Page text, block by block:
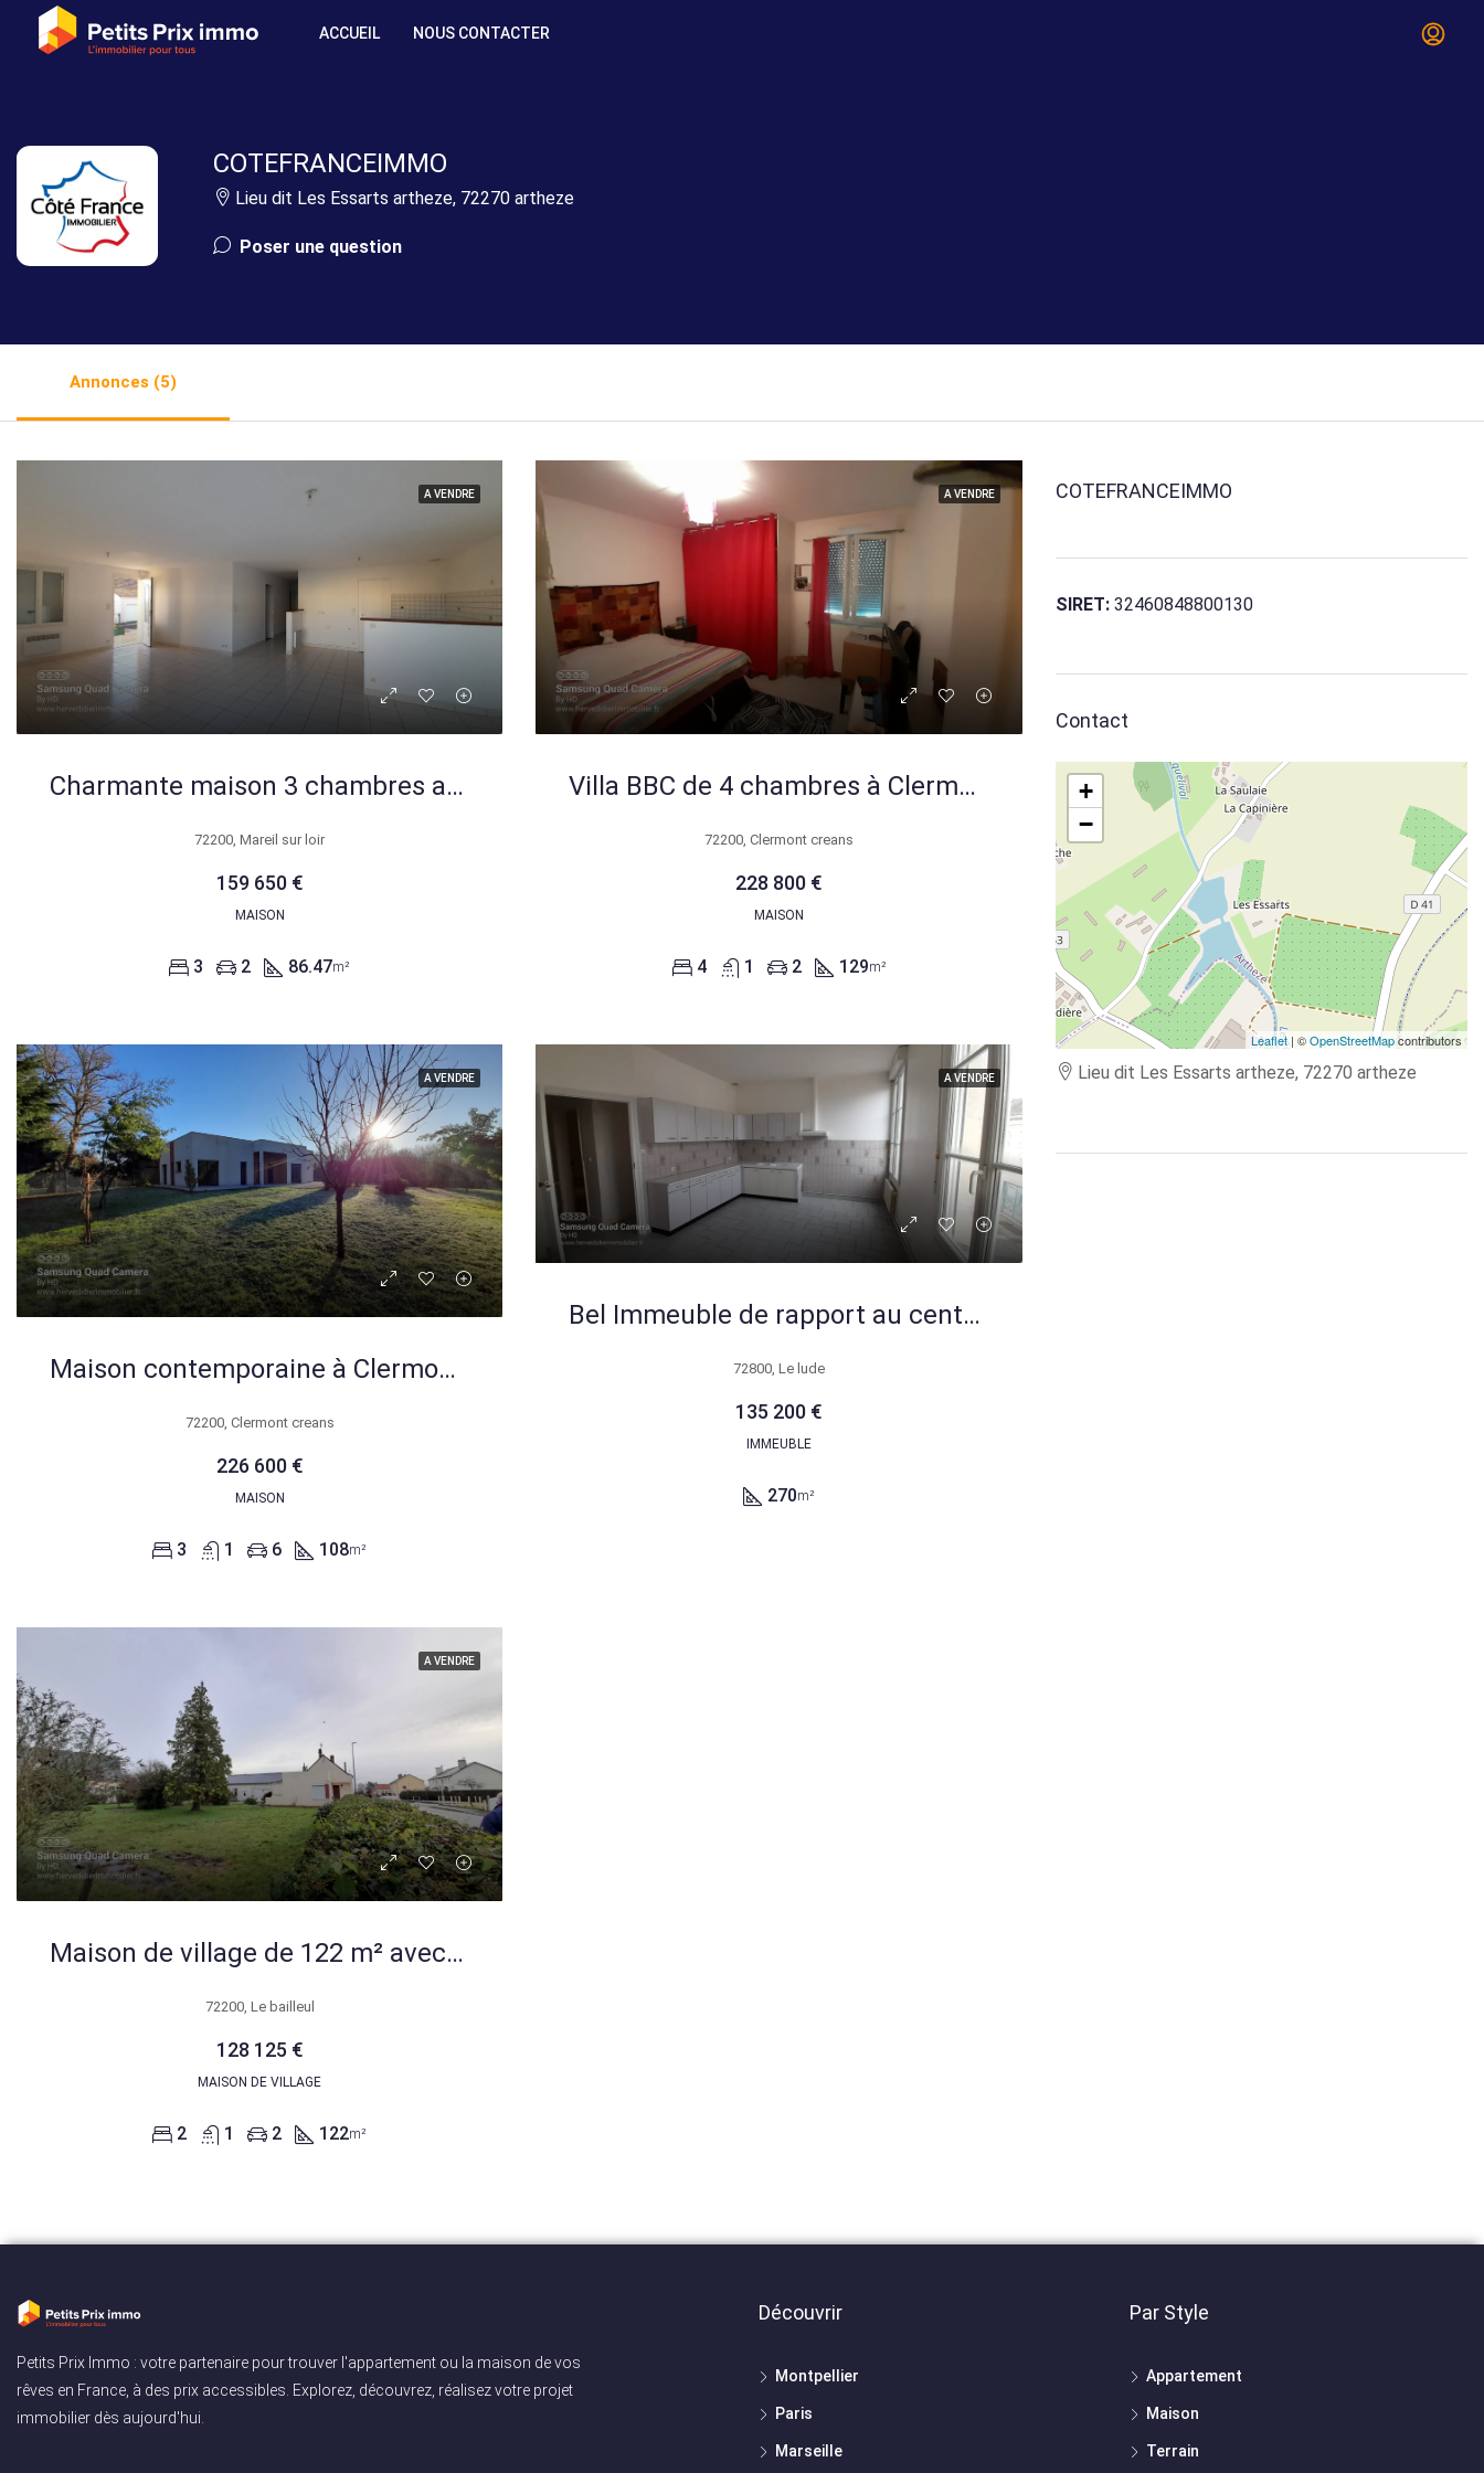
ACCUEIL NOUS CONTACTER
COTEFRANCEIMMO
Lieu dit Les Essarts artheze, 72270 artheze
Poser une question
Annonces (5)
A VENDRE
Charmante maison 3 chambres avec jardin à Mareil-Sur-Loir près de La Flèche
72200, Mareil sur loir
159 650 €
MAISON
3 2 86.47m²
A VENDRE
Villa BBC de 4 chambres à Clermont-Créans – 129 m² avec terrasse et grand jardin
72200, Clermont creans
228 800 €
MAISON
4 1 2 129m²
A VENDRE
Maison contemporaine à Clermont-Créans (72200) avec grand terrain et belle isolation
72200, Clermont creans
226 600 €
MAISON
3 1 6 108m²
A VENDRE
Bel Immeuble de rapport au centre du Lude 72 avec potentiel locatif
72800, Le lude
135 200 €
IMMEUBLE
270m²
A VENDRE
Maison de village de 122 m² avec grand terrain au Bailleul – Opportunité à saisir
72200, Le bailleul
128 125 €
MAISON DE VILLAGE
2 1 2 122m²
COTEFRANCEIMMO
SIRET:32460848800130
Contact
+
−
Leaflet| ©OpenStreetMapcontributors
Lieu dit Les Essarts artheze, 72270 artheze
Petits Prix Immo : votre partenaire pour trouver l'appartement ou la maison de vos
rêves en France, à des prix accessibles. Explorez, découvrez, réalisez votre projet
immobilier dès aujourd'hui.
Découvrir
Montpellier
Paris
Marseille
Par Style
Appartement
Maison
Terrain